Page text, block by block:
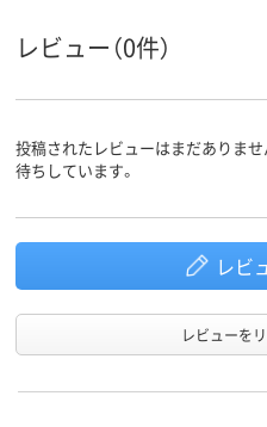
レビュー（0件）
投稿されたレビューはまだありま
待ちしています。
レビ
レビューを